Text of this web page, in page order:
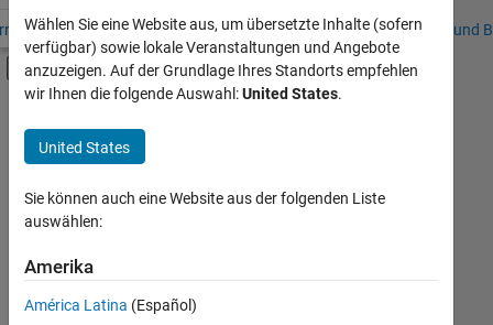
– Übersicht Stellensuche Niederlassungen Studierende und
Umschaltung für Off-Canvas-
Hauptinhalt
Information Technology
Education Sales
Inside Sales
Sales Operations
Finance and Operations
Human Resources
+5
Derzeit
es
Wählen Sie eine Website aus, um übersetzte Inhalte (sofern
verfügbar) sowie lokale Veranstaltungen und Angebote
anzuzeigen. Auf der Grundlage Ihres Standorts empfehlen
wir Ihnen die folgende Auswahl:United States.
United States
Sie können auch eine Website aus der folgenden Liste
auswählen:
Amerika
América Latina (Español)